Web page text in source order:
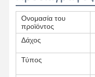
Ονομασία του
προϊόντος
Δάχος
Τύπος